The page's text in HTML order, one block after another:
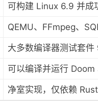
可构建 Linux 6.9 并成
QEMU、FFmpeg、
大多数编译器测试套件
可以编译并运行 Doom
净室实现，仅依赖